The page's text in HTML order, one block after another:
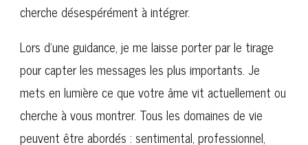
cherche désespérément à intégrer.
Lors d’une guidance, je me laisse porter par le tirage
pour capter les messages les plus importants. Je
mets en lumière ce que votre âme vit actuellement ou
cherche à vous montrer. Tous les domaines de vie
peuvent être abordés : sentimental, professionnel,